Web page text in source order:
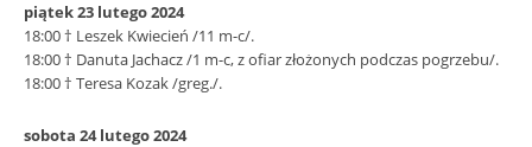
piątek 23 lutego 2024
18:00 † Leszek Kwiecień /11 m-c/.
18:00 † Danuta Jachacz /1 m-c, z ofiar złożonych podczas pogrzebu/.
18:00 † Teresa Kozak /greg./.
sobota 24 lutego 2024